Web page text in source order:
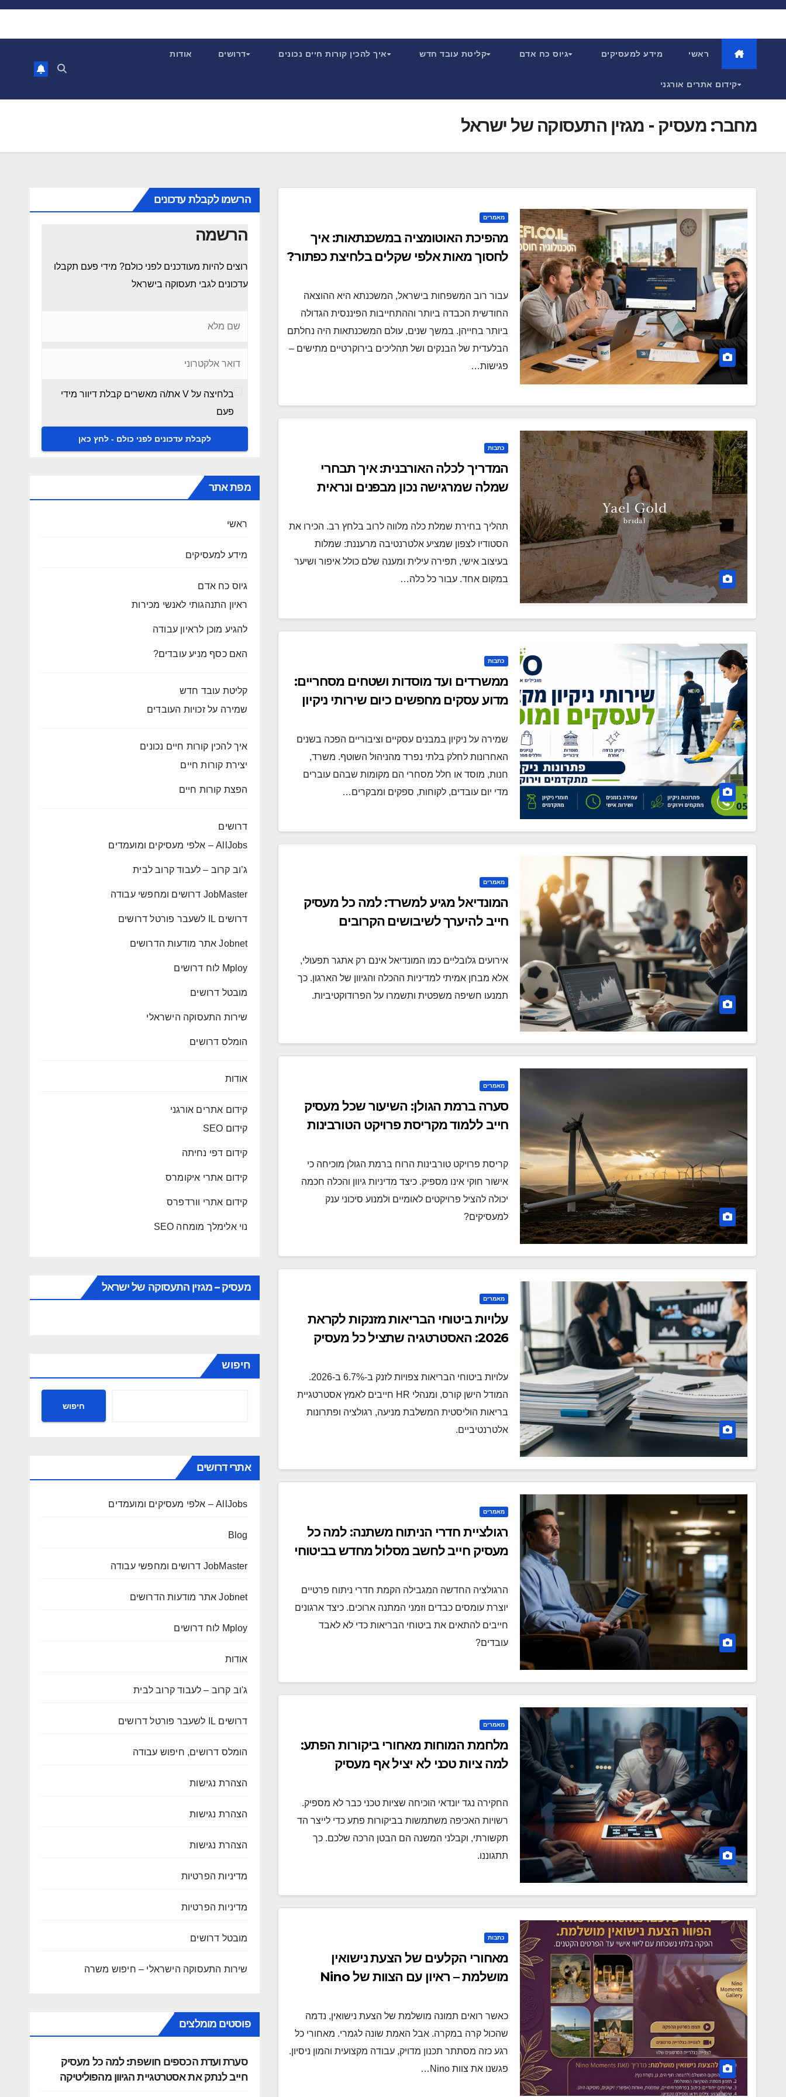
Skip
ראשי מידע למעסיקים גיוס כח אדם קליטת עובד חדש איך להכין קורות חיים נכונים דרושים אודות
קידום אתרים אורגני
מחבר: מעסיק - מגזין התעסוקה של ישראל
מאמרים
מהפיכת האוטומציה במשכנתאות: איך
לחסוך מאות אלפי שקלים בלחיצת כפתור?
עבור רוב המשפחות בישראל, המשכנתא היא ההוצאה
החודשית הכבדה ביותר וההתחייבות הפיננסית הגדולה
ביותר בחייהן. במשך שנים, עולם המשכנתאות היה נחלתם
הבלעדית של הבנקים ושל תהליכים בירוקרטיים מתישים –
פגישות…
כתבות
המדריך לכלה האורבנית: איך תבחרי
שמלה שמרגישה נכון מבפנים ונראית
תהליך בחירת שמלת כלה מלווה לרוב בלחץ רב. הכירו את
הסטודיו לצפון שמציע אלטרנטיבה מרעננת: שמלות
בעיצוב אישי, תפירה עילית ומענה שלם כולל איפור ושיער
במקום אחד. עבור כל כלה…
כתבות
ממשרדים ועד מוסדות ושטחים מסחריים:
מדוע עסקים מחפשים כיום שירותי ניקיון
שמירה על ניקיון במבנים עסקיים וציבוריים הפכה בשנים
האחרונות לחלק בלתי נפרד מהניהול השוטף. משרד,
חנות, מוסד או חלל מסחרי הם מקומות שבהם עוברים
מדי יום עובדים, לקוחות, ספקים ומבקרים…
מאמרים
המונדיאל מגיע למשרד: למה כל מעסיק
חייב להיערך לשיבושים הקרובים
אירועים גלובליים כמו המונדיאל אינם רק אתגר תפעולי,
אלא מבחן אמיתי למדיניות ההכלה והגיוון של הארגון. כך
תמנעו חשיפה משפטית ותשמרו על הפרודוקטיביות.
מאמרים
סערה ברמת הגולן: השיעור שכל מעסיק
חייב ללמוד מקריסת פרויקט הטורבינות
קריסת פרויקט טורבינות הרוח ברמת הגולן מוכיחה כי
אישור חוקי אינו מספיק. כיצד מדיניות גיוון והכלה חכמה
יכולה להציל פרויקטים לאומיים ולמנוע סיכוני ענק
למעסיקים?
מאמרים
עלויות ביטוחי הבריאות מזנקות לקראת
2026: האסטרטגיה שתציל כל מעסיק
עלויות ביטוחי הבריאות צפויות לזנק ב-6.7% ב-2026.
המודל הישן קורס, ומנהלי HR חייבים לאמץ אסטרטגיית
בריאות הוליסטית המשלבת מניעה, רגולציה ופתרונות
אלטרנטיביים.
מאמרים
רגולציית חדרי הניתוח משתנה: למה כל
מעסיק חייב לחשב מסלול מחדש בביטוחי
הרגולציה החדשה המגבילה הקמת חדרי ניתוח פרטיים
יוצרת עומסים כבדים וזמני המתנה ארוכים. כיצד ארגונים
חייבים להתאים את ביטוחי הבריאות כדי לא לאבד
עובדים?
מאמרים
מלחמת המוחות מאחורי ביקורות הפתע:
למה ציות טכני לא יציל אף מעסיק
החקירה נגד יונדאי הוכיחה שציות טכני כבר לא מספיק.
רשויות האכיפה משתמשות בביקורות פתע כדי לייצר הד
תקשורתי, וקבלני המשנה הם הבטן הרכה שלכם. כך
תתגוננו.
כתבות
מאחורי הקלעים של הצעת נישואין
מושלמת – ראיון עם הצוות של Nino
כאשר רואים תמונה מושלמת של הצעת נישואין, נדמה
שהכול קרה במקרה. אבל האמת שונה לגמרי. מאחורי כל
רגע כזה מסתתר תכנון מדויק, עבודה מקצועית והמון ניסיון.
פגשנו את צוות Nino…
הרשמו לקבלת עדכונים
הרשמה
רוצים להיות מעודכנים לפני כולם? מידי פעם תקבלו
עדכונים לגבי תעסוקה בישראל
בלחיצה על V את/ה מאשרים קבלת דיוור מידי
פעם
מפת אתר
ראשי
מידע למעסיקים
גיוס כח אדם
ראיון התנהגותי לאנשי מכירות
להגיע מוכן לראיון עבודה
האם כסף מניע עובדים?
קליטת עובד חדש
שמירה על זכויות העובדים
איך להכין קורות חיים נכונים
יצירת קורות חיים
הפצת קורות חיים
דרושים
AllJobs – אלפי מעסיקים ומועמדים
ג’וב קרוב – לעבוד קרוב לבית
JobMaster דרושים ומחפשי עבודה
דרושים IL לשעבר פורטל דרושים
Jobnet אתר מודעות הדרושים
Mploy לוח דרושים
מובטל דרושים
שירות התעסוקה הישראלי
הומלס דרושים
אודות
קידום אתרים אורגני
קידום SEO
קידום דפי נחיתה
קידום אתרי איקומרס
קידום אתרי וורדפרס
נוי אלימלך מומחה SEO
מעסיק – מגזין התעסוקה של ישראל
חיפוש
חיפוש
אתרי דרושים
AllJobs – אלפי מעסיקים ומועמדים
Blog
JobMaster דרושים ומחפשי עבודה
Jobnet אתר מודעות הדרושים
Mploy לוח דרושים
אודות
ג'וב קרוב – לעבוד קרוב לבית
דרושים IL לשעבר פורטל דרושים
הומלס דרושים, חיפוש עבודה
הצהרת נגישות
הצהרת נגישות
הצהרת נגישות
מדיניות הפרטיות
מדיניות הפרטיות
מובטל דרושים
שירות התעסוקה הישראלי – חיפוש משרה
פוסטים מומלצים
סערת ועדת הכספים חושפת: למה כל מעסיק
חייב לנתק את אסטרטגיית הגיוון מהפוליטיקה